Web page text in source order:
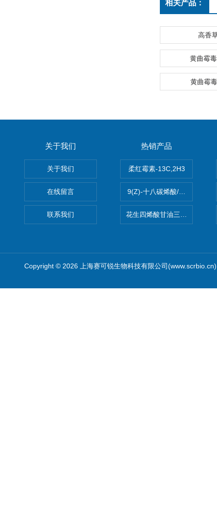
相关产品：
高香
黄曲霉
黄曲霉
关于我们
关于我们
在线留言
联系我们
热销产品
柔红霉素-13C,2H3
9(Z)-十八碳烯酸/油酸
花生四烯酸甘油三酯(顺式-
Copyright © 2026 上海赛可锐生物科技有限公司